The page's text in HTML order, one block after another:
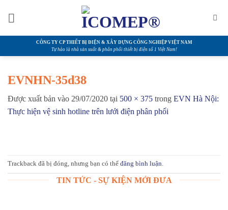
CÔNG TY CP THIẾT BỊ ĐIỆN & XÂY DỰNG CÔNG NGHIỆP VIỆT NAM
Tự hào là nhà sản xuất & phân phối thiết bị điện số 1 Việt Nam!
EVNHN-35d38
Được xuất bản vào 29/07/2020 tại 500 × 375 trong EVN Hà Nội:
Thực hiện vệ sinh hotline trên lưới điện phân phối
Trackback đã bị đóng, nhưng bạn có thể đăng bình luận.
TIN TỨC - SỰ KIỆN MỚI ĐƯA